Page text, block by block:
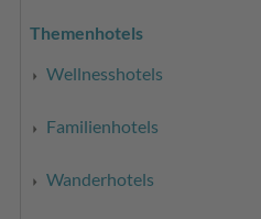
Themenhotels
Wellnesshotels
Familienhotels
Wanderhotels